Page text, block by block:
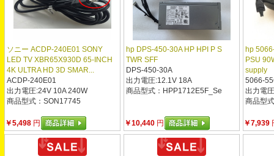
ソニー ACDP-240E01 SONY
LED TV XBR65X930D 65-INCH
4K ULTRA HD 3D SMAR...
ACDP-240E01
出力電圧:24V 10A 240W
商品型式：SON17745
￥5,498 円
hp DPS-450-30A HP HPI P S
TWR SFF
DPS-450-30A
出力電圧:12.1V 18A
商品型式：HPP1712E5F_Se
￥10,440 円
hp
PSU
supply
5066-
出力電
商品型
￥7,939